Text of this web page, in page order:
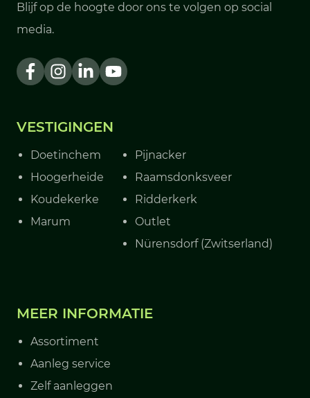
Blijf op de hoogte door ons te volgen op social
media.
VESTIGINGEN
Doetinchem
Hoogerheide
Koudekerke
Marum
Pijnacker
Raamsdonksveer
Ridderkerk
Outlet
Nürensdorf (Zwitserland)
MEER INFORMATIE
Assortiment
Aanleg service
Zelf aanleggen